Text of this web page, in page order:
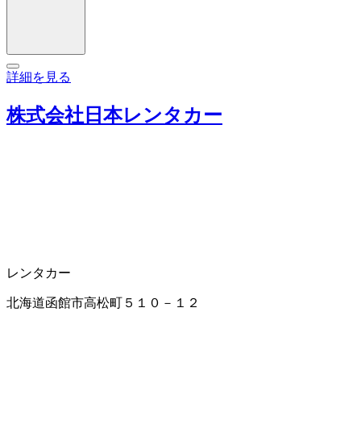
詳細を見る
株式会社日本レンタカー
レンタカー
北海道函館市高松町５１０－１２